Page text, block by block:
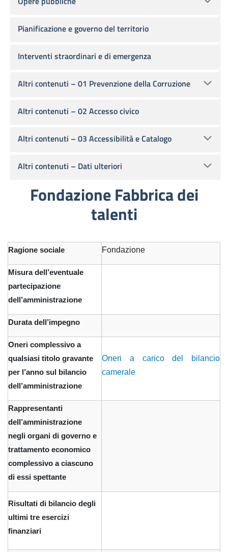
Fondazione Fabbrica dei
talenti
Ragione sociale Fondazione
Misura dell’eventuale
partecipazione
dell’amministrazione
Durata dell’impegno
Oneri complessivo a
qualsiasi titolo gravante
per l’anno sul bilancio
dell’amministrazione
Oneri a carico del bilancio
camerale
Rappresentanti
dell’amministrazione
negli organi di governo e
trattamento economico
complessivo a ciascuno
di essi spettante
Risultati di bilancio degli
ultimi tre esercizi
finanziari
Pianificazione e governo del territorio
Interventi straordinari e di emergenza
Altri contenuti – 01 Prevenzione della Corruzione
Altri contenuti – 02 Accesso civico
Altri contenuti – 03 Accessibilità e Catalogo
Altri contenuti – Dati ulteriori